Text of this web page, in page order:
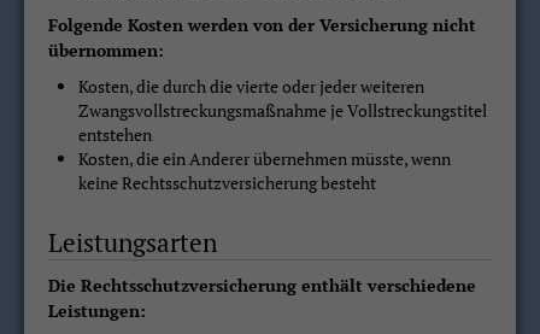
Folgende Kosten werden von der Versicherung nicht
übernommen:
Kosten, die durch die vierte oder jeder weiteren
Zwangsvollstreckungsmaßnahme je Vollstreckungstitel
entstehen
Kosten, die ein Anderer übernehmen müsste, wenn
keine Rechtsschutzversicherung besteht
Leistungsarten
Die Rechtsschutzversicherung enthält verschiedene
Leistungen: